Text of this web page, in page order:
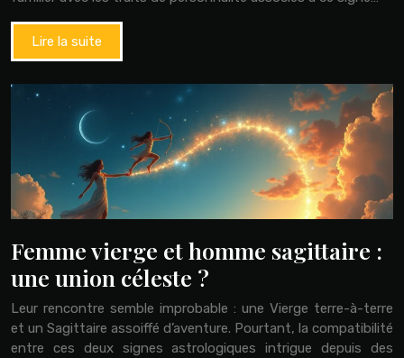
Lire la suite
Femme vierge et homme sagittaire :
une union céleste ?
Leur rencontre semble improbable : une Vierge terre-à-terre
et un Sagittaire assoiffé d’aventure. Pourtant, la compatibilité
entre ces deux signes astrologiques intrigue depuis des